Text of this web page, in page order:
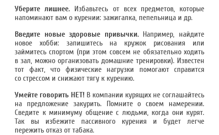
Уберите лишнее. Избавьтесь от всех предметов, которые
напоминают вам о курении: зажигалка, пепельница и др.
Введите новые здоровые привычки.Например, найдите
новое хобби: запишитесь на кружок рисования или
займитесь спортом (при этом совсем не обязательно ходить
в зал, можно организовать домашние тренировки). Известен
тот факт, что физические нагрузки помогают справится
со стрессом и снижают тягу к курению.
Умейте говорить НЕТ! В компании курящих не соглашайтесь
на предложение закурить. Помните о своем намерении.
Сведите к минимуму общение с людьми, когда они курят.
Так вы избежите пассивного курения и будет легче
пережить отказ от табака.